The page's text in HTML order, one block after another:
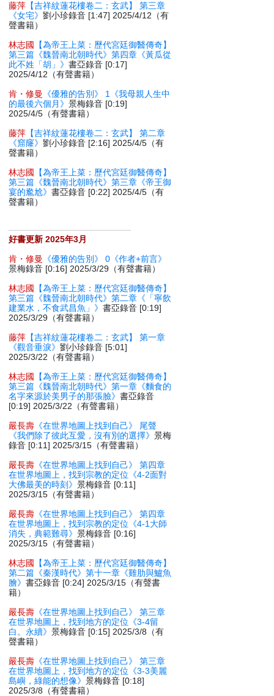
藤萍 【吉祥紋蓮花樓卷二：玄武】 第三章
《女宅》劉小珍錄音 [1:47] 2025/4/12（有
聲書籍）
林志國
【為帝王上菜：歷代宮廷御醫傳奇】
第三篇《魏晉南北朝時代》第四章《黃瓜從
此不姓「胡」》書亞錄音 [0:17]
2025/4/12（有聲書籍）
肯・修曼
《優雅的告別》 1《我母親人生中
的最後六個月》景梅錄音 [0:19]
2025/4/5（有聲書籍）
藤萍 【吉祥紋蓮花樓卷二：玄武】 第二章
《窟窿》劉小珍錄音 [2:16] 2025/4/5（有
聲書籍）
林志國
【為帝王上菜：歷代宮廷御醫傳奇】
第三篇《魏晉南北朝時代》第三章《帝王御
宴的尷尬》書亞錄音 [0:22] 2025/4/5（有
聲書籍）
好書更新 2025年3月
肯・修曼
《優雅的告別》 0《作者+前言》
景梅錄音 [0:16] 2025/3/29（有聲書籍）
林志國
【為帝王上菜：歷代宮廷御醫傳奇】
第三篇《魏晉南北朝時代》第二章《「寧飲
建業水，不食武昌魚」》書亞錄音 [0:19]
2025/3/29（有聲書籍）
藤萍 【吉祥紋蓮花樓卷二：玄武】 第一章
《觀音垂淚》劉小珍錄音 [5:01]
2025/3/22（有聲書籍）
林志國
【為帝王上菜：歷代宮廷御醫傳奇】
第三篇《魏晉南北朝時代》第一章《麵食的
名字來源於美男子的那張臉》書亞錄音
[0:19] 2025/3/22（有聲書籍）
嚴長壽 《在世界地圖上找到自己》 尾聲
《我們除了彼此互愛，沒有別的選擇》景梅
錄音 [0:11] 2025/3/15（有聲書籍）
嚴長壽 《在世界地圖上找到自己》 第四章
在世界地圖上，找到宗教的定位《4-2面對
大佛最美的時刻》景梅錄音 [0:11]
2025/3/15（有聲書籍）
嚴長壽 《在世界地圖上找到自己》 第四章
在世界地圖上，找到宗教的定位《4-1大師
消失，典範難尋》景梅錄音 [0:16]
2025/3/15（有聲書籍）
林志國
【為帝王上菜：歷代宮廷御醫傳奇】
第二篇《秦漢時代》第十一章《雞肋與鱸魚
膾》書亞錄音 [0:24] 2025/3/15（有聲書
籍）
嚴長壽 《在世界地圖上找到自己》 第三章
在世界地圖上，找到地方的定位《3-4留
白。永續》景梅錄音 [0:15] 2025/3/8（有
聲書籍）
嚴長壽 《在世界地圖上找到自己》 第三章
在世界地圖上，找到地方的定位《3-3美麗
島嶼，綠能的想像》景梅錄音 [0:18]
2025/3/8（有聲書籍）